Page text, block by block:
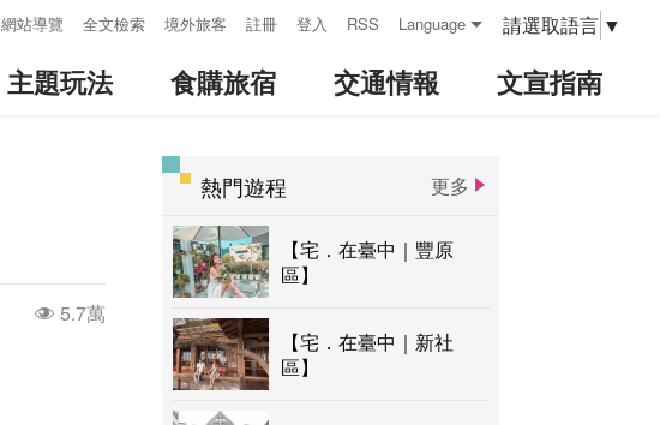
網站導覽 全文檢索 境外旅客 註冊 登入 RSS Language 請選取語言 ▼
主題玩法 食購旅宿 交通情報 文宣指南
5.7萬
熱門遊程 更多
【宅．在臺中｜豐原
區】
【宅．在臺中｜新社
區】